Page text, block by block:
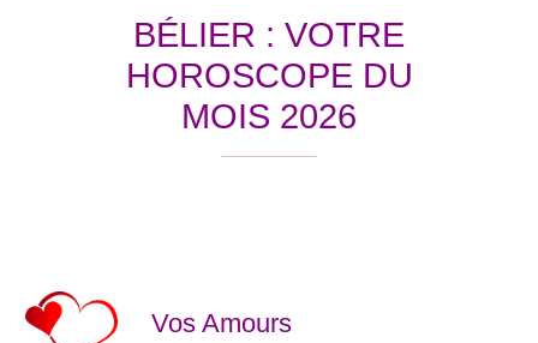
BÉLIER : VOTRE
HOROSCOPE DU
MOIS 2026
Vos Amours